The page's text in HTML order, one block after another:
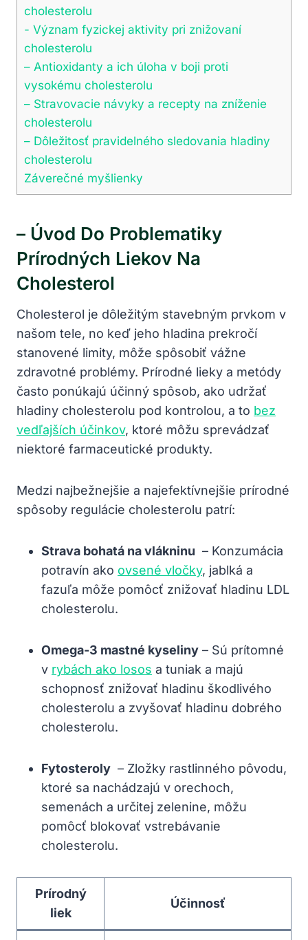
cholesterolu
-‌ Význam fyzickej aktivity ⁤pri znižovaní
cholesterolu
– ⁤Antioxidanty a ich úloha v boji proti
vysokému cholesterolu
– Stravovacie návyky a recepty ⁤na zníženie
‌cholesterolu
– Dôležitosť pravidelného sledovania hladiny⁣
cholesterolu
Záverečné myšlienky
– Úvod Do Problematiky
Prírodných ‌liekov Na
Cholesterol
Cholesterol je dôležitým stavebným prvkom v
našom tele, no keď​ jeho hladina prekročí
⁤stanovené‍ limity, môže spôsobiť vážne
zdravotné ⁢problémy. Prírodné‌ lieky a metódy
často ponúkajú účinný spôsob, ako ⁣udržať
hladiny cholesterolu ‍pod kontrolou, a to⁢ bez
vedľajších účinkov, ​ktoré môžu sprevádzať
niektoré farmaceutické produkty.
Medzi najbežnejšie a najefektívnejšie prírodné
spôsoby regulácie⁤ cholesterolu patrí:
Strava bohatá na vlákninu ⁢ – Konzumácia
potravín ako ovsené vločky, jablká a
fazuľa môže pomôcť ​znižovať hladinu LDL
cholesterolu.
Omega-3 mastné kyseliny – Sú‍ prítomné
v rybách ako losos a tuniak a majú
schopnosť znižovať hladinu škodlivého
cholesterolu a zvyšovať hladinu ‌dobrého
cholesterolu.
Fytosteroly ⁣ – Zložky⁣ rastlinného ‌pôvodu,
ktoré sa nachádzajú v orechoch,‌
semenách a určitej zelenine, môžu
pomôcť blokovať vstrebávanie
‌cholesterolu.
Prírodný
liek
Účinnosť